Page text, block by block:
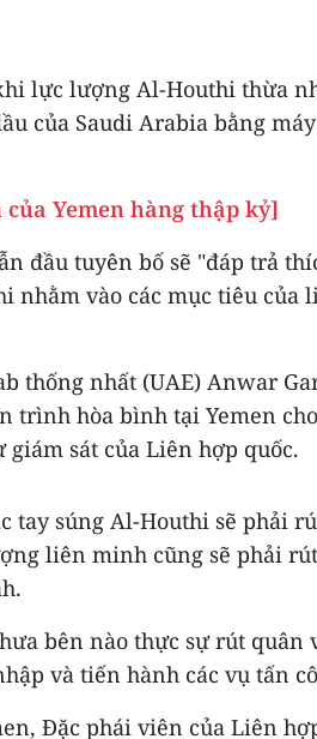
lực lượng Al-Houthi thừa
của Saudi Arabia bằng
Yemen hàng thập kỷ]
đầu tuyên bố sẽ "đáp trả
nhằm vào các mục tiêu của
thống nhất (UAE) Anwar
trình hòa bình tại Yemen
sát của Liên hợp quốc.
tay súng Al-Houthi sẽ phải
liên minh cũng sẽ phải
bên nào thực sự rút quân
và tiến hành các vụ tấn
Đặc phái viên của Liên